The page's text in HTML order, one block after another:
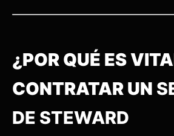
¿POR QUÉ ES
CONTRATAR UN
DE STEWARD